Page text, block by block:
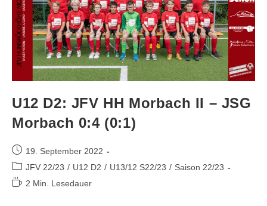
U12 D2: JFV HH Morbach II – JSG
Morbach 0:4 (0:1)
19. September 2022
JFV 22/23 / U12 D2 / U13/12 S22/23 / Saison 22/23
2 Min. Lesedauer